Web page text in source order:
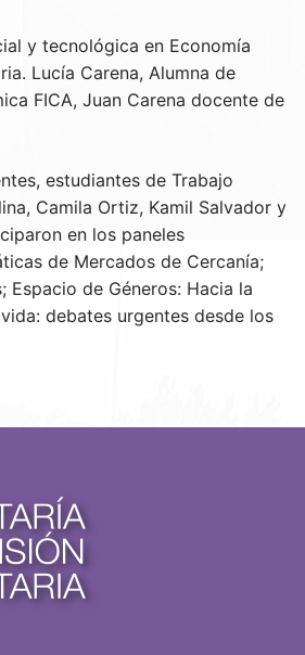
y tecnológica en Economía
Lucía Carena, Alumna de
FICA, Juan Carena docente de
estudiantes de Trabajo
Camila Ortiz, Kamil Salvador y
en los paneles
de Mercados de Cercanía;
Espacio de Géneros: Hacia la
debates urgentes desde los